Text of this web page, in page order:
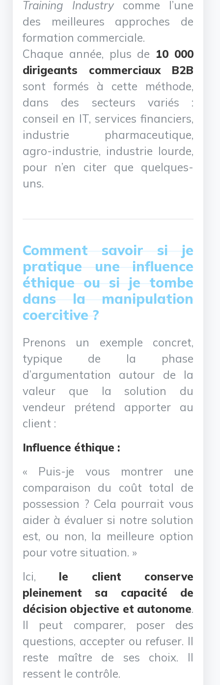
Training Industrycomme l’une
des meilleures approches de
formation commerciale.
Chaque année, plus de 10 000
dirigeants commerciaux B2B
sont formés à cette méthode,
dans des secteurs variés :
conseil en IT, services financiers,
industrie pharmaceutique,
agro-industrie, industrie lourde,
pour n’en citer que quelques-
uns.
Comment savoir si je
pratique une influence
éthique ou si je tombe
dans la manipulation
coercitive ?
Prenons un exemple concret,
typique de la phase
d’argumentation autour de la
valeur que la solution du
vendeur prétend apporter au
client :
Influence éthique :
« Puis-je vous montrer une
comparaison du coût total de
possession ? Cela pourrait vous
aider à évaluer si notre solution
est, ou non, la meilleure option
pour votre situation. »
Ici, le client conserve
pleinement sa capacité de
décision objective et autonome.
Il peut comparer, poser des
questions, accepter ou refuser. Il
reste maître de ses choix. Il
ressent le contrôle.